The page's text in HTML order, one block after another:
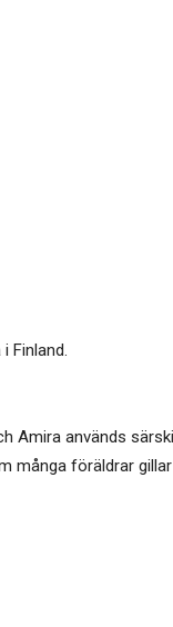
Finland.
Amira används
många föräldrar